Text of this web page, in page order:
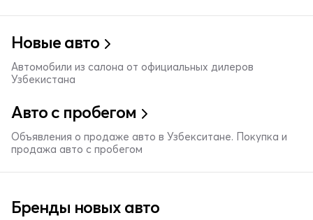
Новые авто
Автомобили из салона от официальных дилеров
Узбекистана
Авто с пробегом
Объявления о продаже авто в Узбекситане. Покупка и
продажа авто с пробегом
Бренды новых авто